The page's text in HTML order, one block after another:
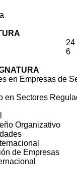
24
6
en Empresas de
en Sectores
Organizativo
de Empresas